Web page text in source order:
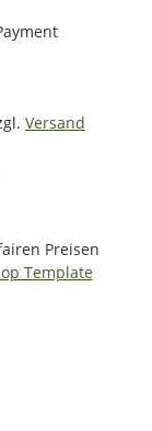
Versand
Preisen
Template